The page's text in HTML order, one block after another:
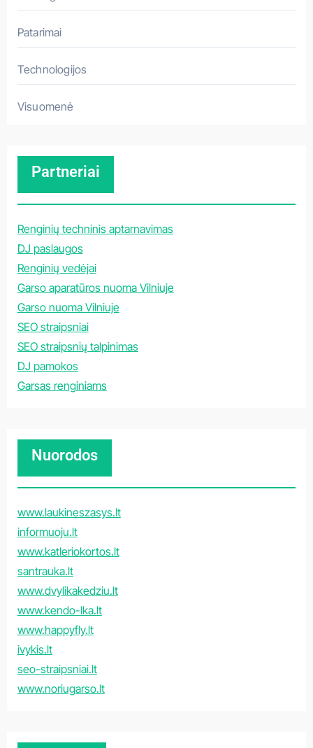
Patarimai
Technologijos
Visuomenė
Partneriai
Renginių techninis aptarnavimas
DJ paslaugos
Renginių vedėjai
Garso aparatūros nuoma Vilniuje
Garso nuoma Vilniuje
SEO straipsniai
SEO straipsnių talpinimas
DJ pamokos
Garsas renginiams
Nuorodos
www.laukineszasys.lt
informuoju.lt
www.katleriokortos.lt
santrauka.lt
www.dvylikakedziu.lt
www.kendo-lka.lt
www.happyfly.lt
ivykis.lt
seo-straipsniai.lt
www.noriugarso.lt